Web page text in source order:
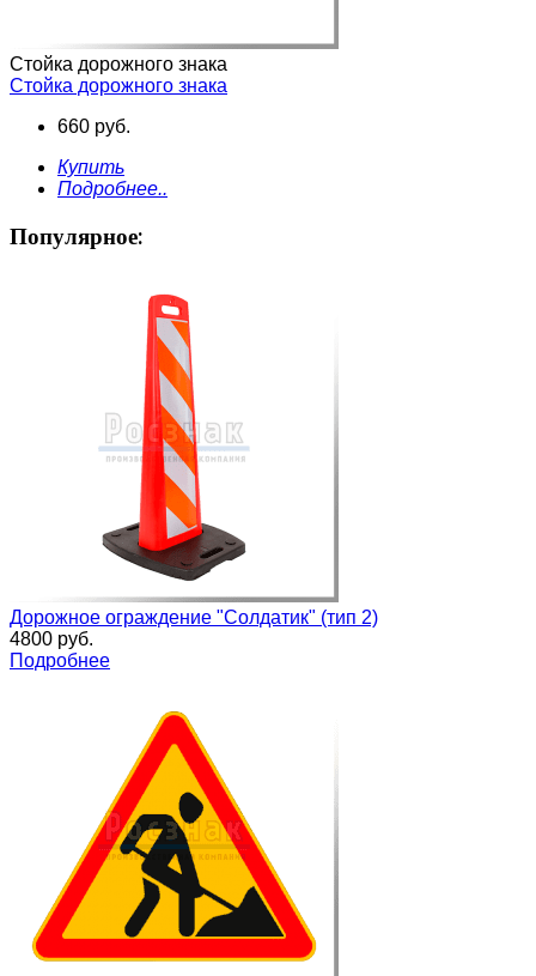
Стойка дорожного знака
Стойка дорожного знака
660 руб.
Купить
Подробнее..
Популярное:
Дорожное ограждение "Солдатик" (тип 2)
4800 руб.
Подробнее